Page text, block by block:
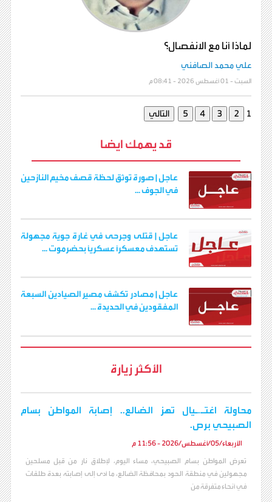
لماذا أنا مع الانفصال؟
علي محمد الصافئي
السبت - 01 أغسطس 2026 - 08:41 م
1
قد يهمك ايضا
عاجل | صورة توثق لحظة قصف مخيم النازحين
في الجوف ...
عاجل | قتلى وجرحى في غارة جوية مجهولة
تستهدف معسكرًا عسكريًا بحضرموت ...
عاجل | مصادر تكشف مصير الصيادين السبعة
المفقودين في الحديدة ...
الأكثر زيارة
محاولة اغتـ.ـيال تهز الضالع.. إصابة المواطن بسام
الصبيحي برص.
الأربعاء/05/أغسطس/2026 - 11:56 م
تعرض المواطن بسام الصبيحي، مساء اليوم، لإطلاق نار من قبل مسلحين
مجهولين في منطقة الحود بمحافظة الضالع، ما أدى إلى إصابته بعدة طلقات
في أنحاء متفرقة من